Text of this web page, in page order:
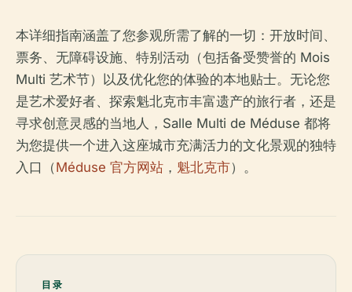
本详细指南涵盖了您参观所需了解的一切：开放时间、
票务、无障碍设施、特别活动（包括备受赞誉的 Mois
Multi 艺术节）以及优化您的体验的本地贴士。无论您
是艺术爱好者、探索魁北克市丰富遗产的旅行者，还是
寻求创意灵感的当地人，Salle Multi de Méduse 都将
为您提供一个进入这座城市充满活力的文化景观的独特
入口（Méduse 官方网站 ， 魁北克市）。
目录